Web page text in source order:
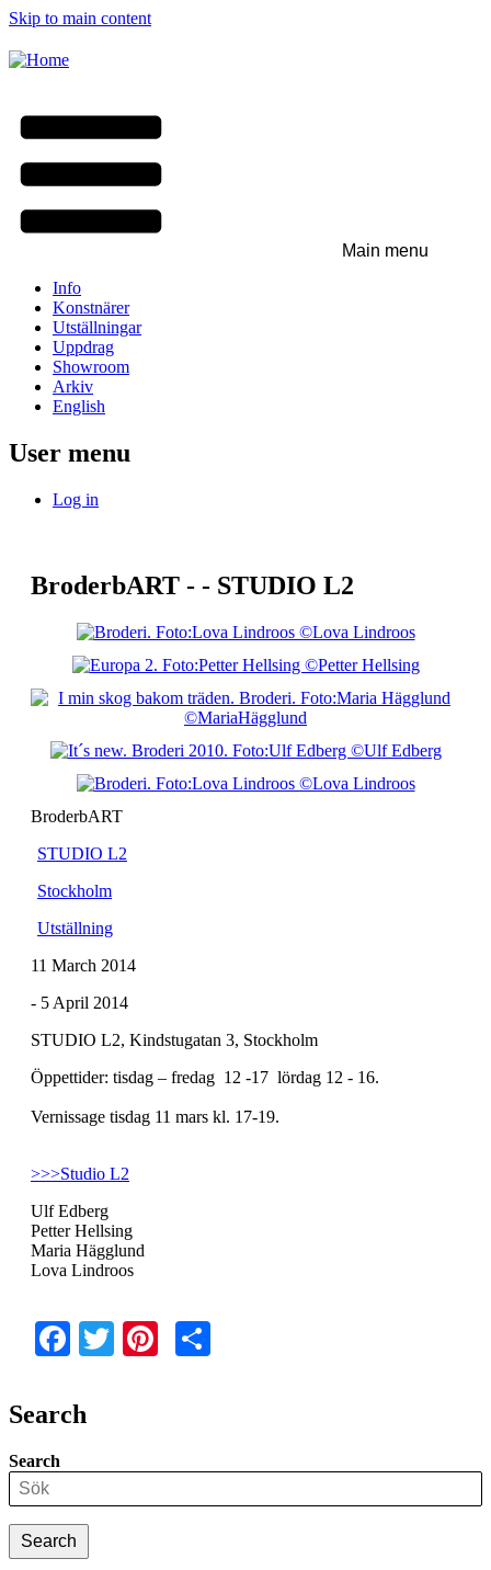
Skip to main content
Main menu
Info
Konstnärer
Utställningar
Uppdrag
Showroom
Arkiv
English
User menu
Log in
BroderbART - - STUDIO L2
BroderbART
STUDIO L2
Stockholm
Utställning
11 March 2014
- 5 April 2014
STUDIO L2, Kindstugatan 3, Stockholm
Öppettider: tisdag – fredag 12 -17 lördag 12 - 16.
Vernissage tisdag 11 mars kl. 17-19.
>>>Studio L2
Ulf Edberg
Petter Hellsing
Maria Hägglund
Lova Lindroos
Facebook
TwitterPinterest
Search
Search